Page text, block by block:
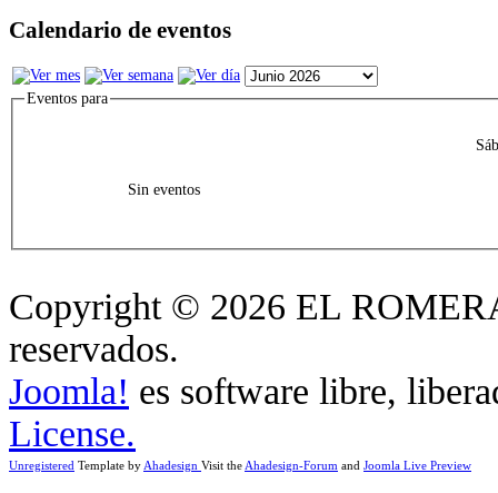
Calendario de eventos
Eventos para
Sin eventos
Copyright © 2026 EL
reservados.
Joomla! es software libre,
License.
Unregistered Template by Ahadesign Visit the Ahadesign-Forum and Joomla Live Preview